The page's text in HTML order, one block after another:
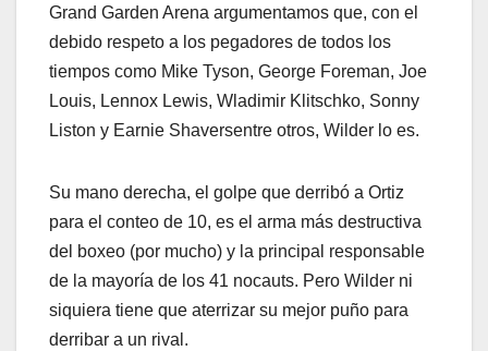
Grand Garden Arena argumentamos que, con el
debido respeto a los pegadores de todos los
tiempos como Mike Tyson, George Foreman, Joe
Louis, Lennox Lewis, Wladimir Klitschko, Sonny
Liston y Earnie Shaversentre otros, Wilder lo es.
Su mano derecha, el golpe que derribó a Ortiz
para el conteo de 10, es el arma más destructiva
del boxeo (por mucho) y la principal responsable
de la mayoría de los 41 nocauts. Pero Wilder ni
siquiera tiene que aterrizar su mejor puño para
derribar a un rival.